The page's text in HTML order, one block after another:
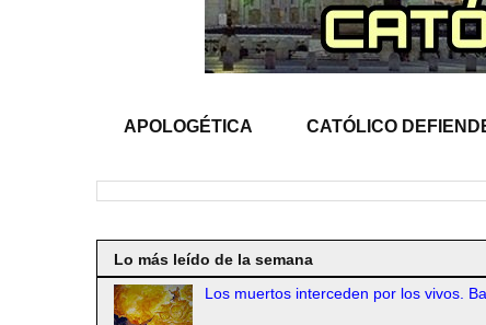
APOLOGÉTICA CATÓLICO
Lo más leído de la semana
Los muertos interceden por los vivos.